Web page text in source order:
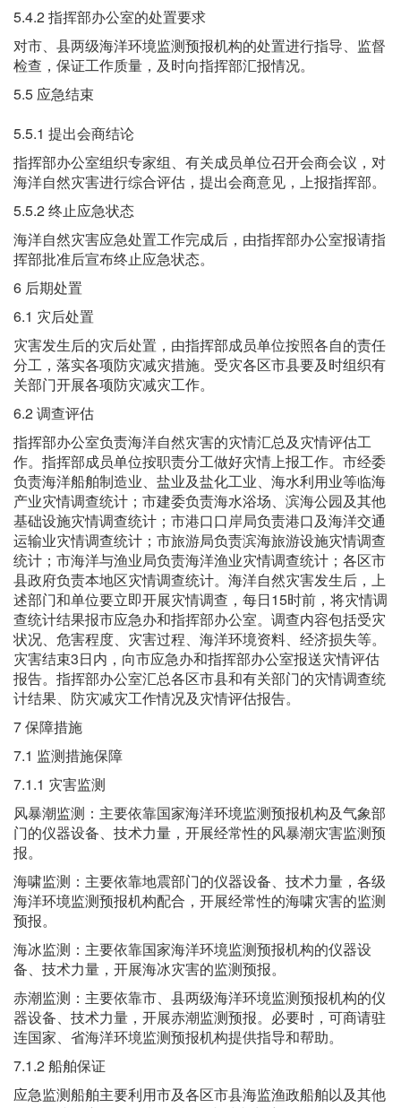
5.4.2 指挥部办公室的处置要求
对市、县两级海洋环境监测预报机构的处置进行指导、监督
检查，保证工作质量，及时向指挥部汇报情况。
5.5 应急结束
5.5.1 提出会商结论
指挥部办公室组织专家组、有关成员单位召开会商会议，对
海洋自然灾害进行综合评估，提出会商意见，上报指挥部。
5.5.2 终止应急状态
海洋自然灾害应急处置工作完成后，由指挥部办公室报请指
挥部批准后宣布终止应急状态。
6 后期处置
6.1 灾后处置
灾害发生后的灾后处置，由指挥部成员单位按照各自的责任
分工，落实各项防灾减灾措施。受灾各区市县要及时组织有
关部门开展各项防灾减灾工作。
6.2 调查评估
指挥部办公室负责海洋自然灾害的灾情汇总及灾情评估工
作。指挥部成员单位按职责分工做好灾情上报工作。市经委
负责海洋船舶制造业、盐业及盐化工业、海水利用业等临海
产业灾情调查统计；市建委负责海水浴场、滨海公园及其他
基础设施灾情调查统计；市港口口岸局负责港口及海洋交通
运输业灾情调查统计；市旅游局负责滨海旅游设施灾情调查
统计；市海洋与渔业局负责海洋渔业灾情调查统计；各区市
县政府负责本地区灾情调查统计。海洋自然灾害发生后，上
述部门和单位要立即开展灾情调查，每日15时前，将灾情调
查统计结果报市应急办和指挥部办公室。调查内容包括受灾
状况、危害程度、灾害过程、海洋环境资料、经济损失等。
灾害结束3日内，向市应急办和指挥部办公室报送灾情评估
报告。指挥部办公室汇总各区市县和有关部门的灾情调查统
计结果、防灾减灾工作情况及灾情评估报告。
7 保障措施
7.1 监测措施保障
7.1.1 灾害监测
风暴潮监测：主要依靠国家海洋环境监测预报机构及气象部
门的仪器设备、技术力量，开展经常性的风暴潮灾害监测预
报。
海啸监测：主要依靠地震部门的仪器设备、技术力量，各级
海洋环境监测预报机构配合，开展经常性的海啸灾害的监测
预报。
海冰监测：主要依靠国家海洋环境监测预报机构的仪器设
备、技术力量，开展海冰灾害的监测预报。
赤潮监测：主要依靠市、县两级海洋环境监测预报机构的仪
器设备、技术力量，开展赤潮监测预报。必要时，可商请驻
连国家、省海洋环境监测预报机构提供指导和帮助。
7.1.2 船舶保证
应急监测船舶主要利用市及各区市县海监渔政船舶以及其他